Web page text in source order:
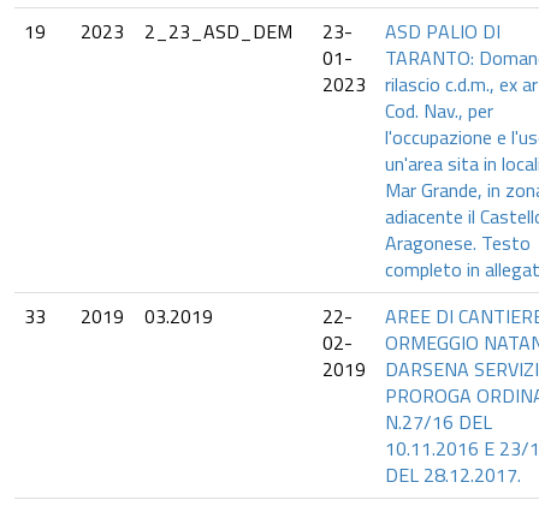
19
2023 2_23_ASD_DEM
23-
01-
2023
ASD PALIO DI
TARANTO:
rilascio c.d.m., ex
Cod. Nav., per
l'occupazione e
un'area sita in
Mar Grande, in
adiacente il
Aragonese. Testo
completo in
33
2019 03.2019
22-
02-
2019
AREE DI
ORMEGGIO
DARSENA
PROROGA
N.27/16 DEL
10.11.2016 E 23/
DEL 28.12.2017.